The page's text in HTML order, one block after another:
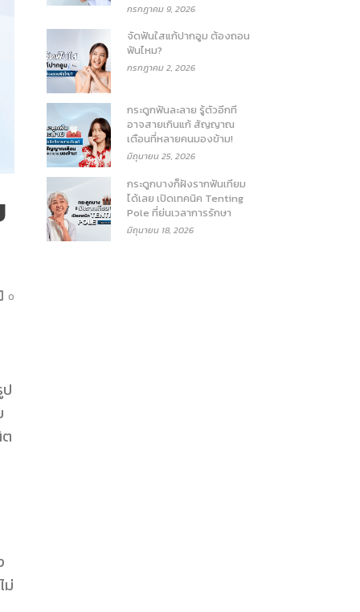
0
ม่
กรกฎาคม 9, 2026
จัดฟันใสแก้ปากอูม ต้องถอน
ฟันไหม?
กรกฎาคม 2, 2026
กระดูกฟันละลาย รู้ตัวอีกที
อาจสายเกินแก้ สัญญาณ
เตือนที่หลายคนมองข้าม!
มิถุนายน 25, 2026
กระดูกบางก็ฝังรากฟันเทียม
ได้เลย เปิดเทคนิค Tenting
Pole ที่ย่นเวลาการรักษา
มิถุนายน 18, 2026